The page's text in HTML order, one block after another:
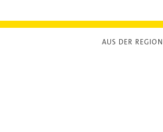
AUS DER REGION